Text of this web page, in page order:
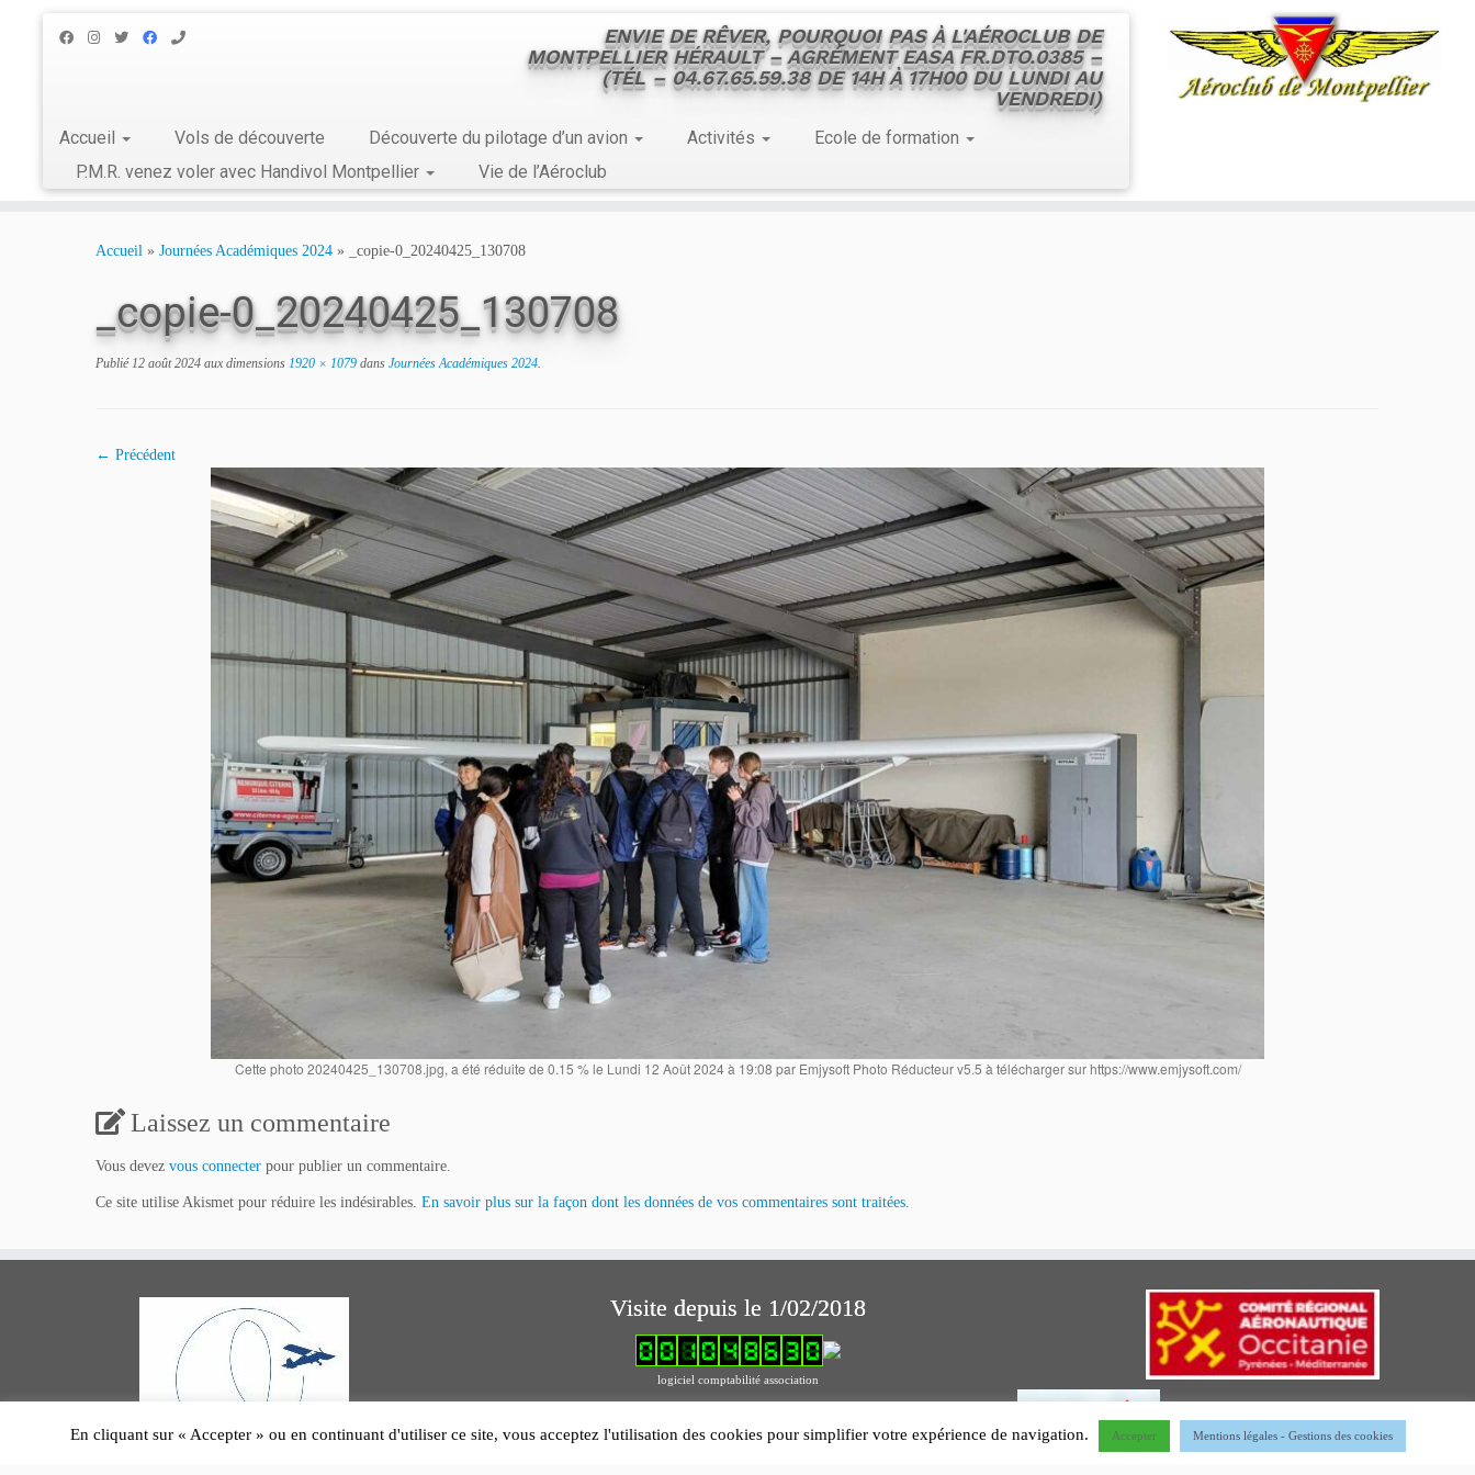
ENVIE DE RÊVER, POURQUOI PAS À L'AÉROCLUB DE
MONTPELLIER HÉRAULT – AGRÉMENT EASA FR.DTO.0385 –
(TÉL – 04.67.65.59.38 DE 14H À 17H00 DU LUNDI AU
VENDREDI)
Accueil Vols de découverte Découverte du pilotage d’un avion Activités
Ecole de formation
P.M.R. venez voler avec Handivol Montpellier
Vie de l’Aéroclub
Accueil » Journées Académiques 2024 » _copie-0_20240425_130708
_copie-0_20240425_130708
Publié 12 août 2024 aux dimensions 1920 × 1079 dans Journées Académiques 2024.
← Précédent
Cette photo 20240425_130708.jpg, a été réduite de 0.15 % le Lundi 12 Août 2024 à 19:08 par Emjysoft Photo Réducteur v5.5 à télécharger sur https://www.emjysoft.com/
Laissez un commentaire
Vous devez vous connecter pour publier un commentaire.
Ce site utilise Akismet pour réduire les indésirables. En savoir plus sur la façon dont les données de vos commentaires sont traitées.
Visite depuis le 1/02/2018
logiciel comptabilité association
En cliquant sur « Accepter » ou en continuant d'utiliser ce site, vous acceptez l'utilisation des cookies pour simplifier votre expérience de navigation. Accepter Mentions légales - Gestions des cookies